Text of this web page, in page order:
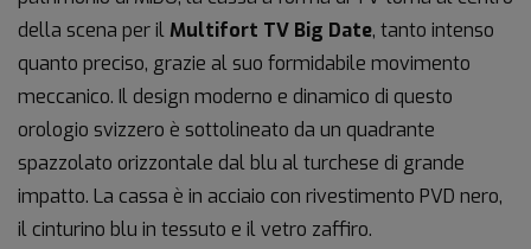
della scena per ilMultifort TV Big Date, tanto intenso
quanto preciso, grazie al suo formidabile movimento
meccanico. Il design moderno e dinamico di questo
orologio svizzero è sottolineato da un quadrante
spazzolato orizzontale dal blu al turchese di grande
impatto. La cassa è in acciaio con rivestimento PVD nero,
il cinturino blu in tessuto e il vetro zaffiro.